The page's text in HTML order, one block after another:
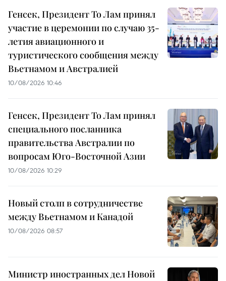
Генсек, Президент То Лам принял
участие в церемонии по случаю 35-
летия авиационного и
туристического сообщения между
Вьетнамом и Австралией
10/08/2026 10:46
Генсек, Президент То Лам принял
специального посланника
правительства Австралии по
вопросам Юго-Восточной Азии
10/08/2026 10:29
Новый столп в сотрудничестве
между Вьетнамом и Канадой
10/08/2026 08:57
Министр иностранных дел Новой